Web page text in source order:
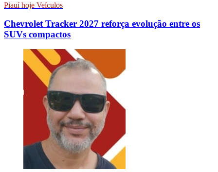
Piauí hoje Veículos
Chevrolet Tracker 2027 reforça evolução entre os
SUVs compactos